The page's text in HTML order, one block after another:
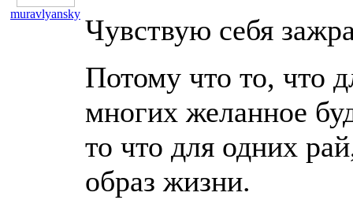
muravlyansky Чувствую себя
Потому что то, что
многих желанное
то что для одних
образ жизни.